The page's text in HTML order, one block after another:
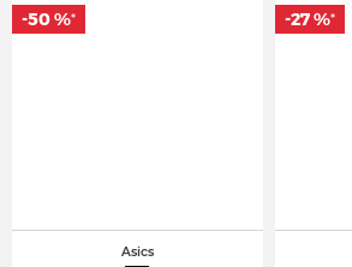
Asics
-50 %* -27 %*